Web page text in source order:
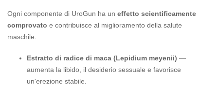
Ogni componente di UroGun ha un effetto scientificamente
comprovato e contribuisce al miglioramento della salute
maschile:
Estratto di radice di maca (Lepidium meyenii) —
aumenta la libido, il desiderio sessuale e favorisce
un'erezione stabile.